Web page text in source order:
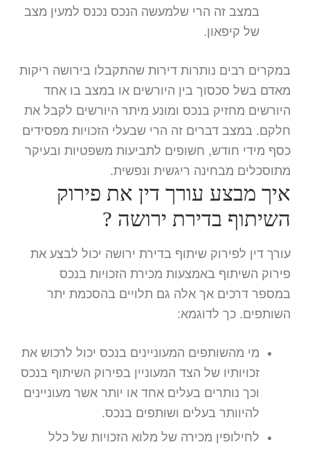
במצב זה הרי שלמעשה הנכס נכנס למעין מצב
של קיפאון.
במקרים רבים נותרות דירות שהתקבלו בירושה ריקות
מאדם בשל סכסוך בין היורשים או במצב בו אחד
היורשים מחזיק בנכס ומונע מיתר היורשים לקבל את
חלקם. במצב דברים זה הרי שבעלי הזכויות מפסידים
כסף מידי חודש, חשופים לתביעות משפטיות ובעיקר
מתוסכלים מבחינה ריגשית ונפשית.
איך מבצע עורך דין את פירוק
השיתוף בדירת ירושה ?
עורך דין לפירוק שיתוף בדירת ירושה יכול לבצע את
פירוק השיתוף באמצעות מכירת הזכויות בנכס
במספר דרכים אך אלה גם תלויים בהסכמת יתר
השותפים. כך לדוגמא:
מי מהשותפים המעוניינים בנכס יכול לרכוש את
זכויותיו של הצד המעוניין בפירוק השיתוף בנכס
וכך נותרים בעלים אחד או יותר אשר מעוניינים
להיוותר בעלים ושותפים בנכס.
לחילופין מכירה של מלוא הזכויות של כלל